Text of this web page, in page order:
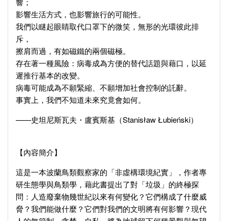
影響生活方式，也影響旅行的可能性。
我們以瞇起眼睛取代口罩下的微笑，無形的光環彼此排
斥，
擦肩而過，有如磁鐵的兩個磁極。
存在著一種風險：病毒成為方便的替代話題與藉口，以延
遲推行基本的改變。
病毒可能成為不願緊縮、不願增加社會控制的託辭。
事實上，我們不知道未來究竟會如何。
——史坦尼斯瓦夫・盧賓斯基（Stanisław Łubieński）
【內容簡介】
這是一本波蘭鳥類觀察家的「非虛構環境紀實」，作者專
研生態學與鳥類學，藉此書提出了對「垃圾」的終極探
問：人造廢棄物幾世紀以來有何變化？它們構成了什麼威
脅？我們能做什麼？它們對我們的文明將有何影響？現代